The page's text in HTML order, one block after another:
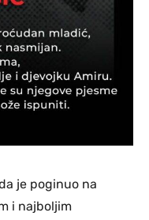
je poginuo na
i najboljim